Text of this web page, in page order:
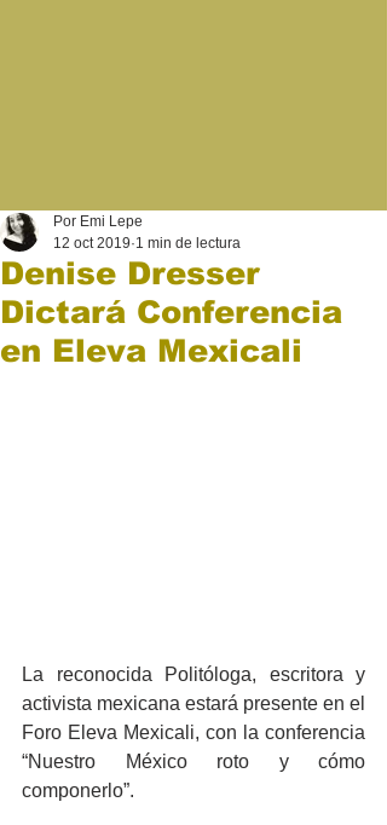
Denise Dresser
Dictará Conferencia
en Eleva Mexicali
Por Emi Lepe
12 oct 2019 1 min de lectura
La reconocida Politóloga, escritora y
activista mexicana estará presente en el
Foro Eleva Mexicali, con la conferencia
“Nuestro México roto y cómo
componerlo”.